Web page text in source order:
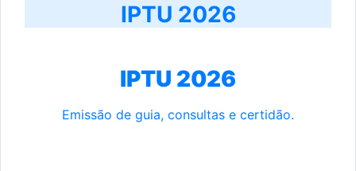
IPTU 2026
IPTU 2026
Emissão de guia, consultas e certidão.